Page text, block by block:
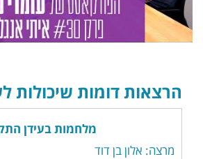
הרצאות דומות שיכולות
מלחמות בעידן
מרצה: אלון בן דוד